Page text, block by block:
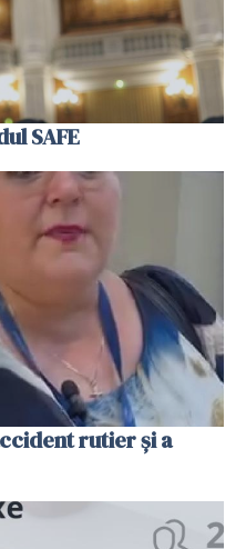
SAFE
rutier și a